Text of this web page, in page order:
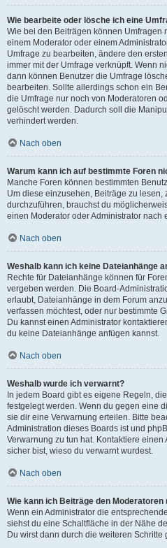
Wie bearbeite oder lösche ich eine
Wie bei den Beiträgen können Umfragen
einem Moderator oder einem
Umfrage zu bearbeiten, ändere den
immer mit der Umfrage verknüpft. Wenn
dann können Benutzer die Umfrage
bearbeiten. Sollte allerdings schon ein
die Umfrage nur noch von Moderatoren
gelöscht werden. Dadurch soll die
verhindert werden.
Nach oben
Warum kann ich auf bestimmte Foren
Manche Foren können bestimmten
Um diese einzusehen, Beiträge zu
durchzuführen, brauchst du
einen Moderator oder Administrator
Nach oben
Weshalb kann ich keine Dateianhänge
Rechte für Dateianhänge können für
vergeben werden. Die Board-
erlaubt, Dateianhänge in dem Forum
verfassen möchtest, oder nur bestimmte
Du kannst einen Administrator
du keine Dateianhänge anfügen kannst.
Nach oben
Weshalb wurde ich verwarnt?
In jedem Board gibt es eigene Regeln,
festgelegt werden. Wenn du gegen eine
sie dir eine Verwarnung erteilen. Bitte
Administration dieses Boards ist und
Verwarnung zu tun hat. Kontaktiere
sicher bist, wieso du verwarnt wurdest.
Nach oben
Wie kann ich Beiträge den Moderatoren
Wenn ein Administrator die
siehst du eine Schaltfläche in der Nähe
Du wirst dann durch die weiteren Schritte